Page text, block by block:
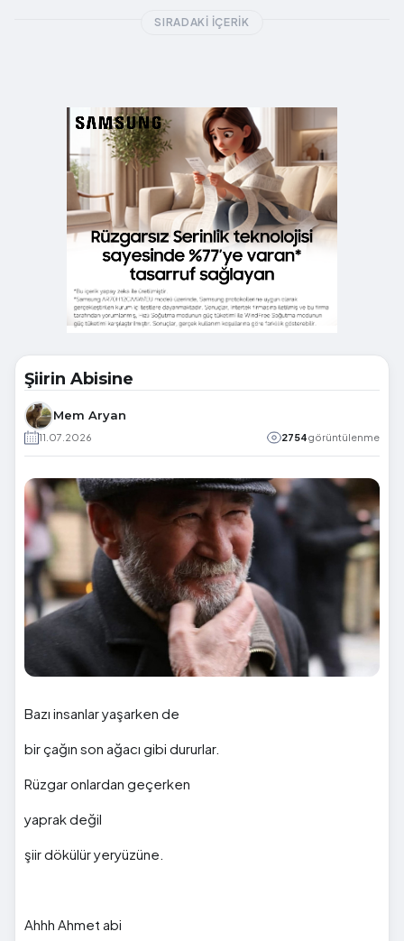
SIRADAKI İÇERIK
Şiirin Abisine
Mem Aryan
11.07.2026 2754görüntülenme
Bazı insanlar yaşarken de
bir çağın son ağacı gibi dururlar.
Rüzgar onlardan geçerken
yaprak değil
şiir dökülür yeryüzüne.
Ahhh Ahmet abi